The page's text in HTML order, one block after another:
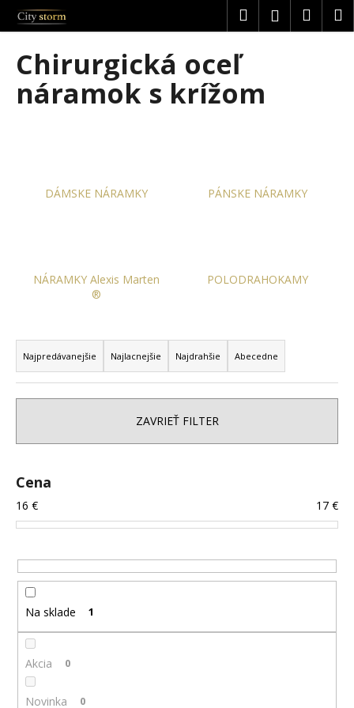
Prejsť
obsah
Hľadať
Chirurgická oceľ
náramok s krížom
DÁMSKE NÁRAMKY PÁNSKE NÁRAMKY
NÁRAMKY Alexis Marten
®
POLODRAHOKAMY
R
a
d
e
i
p
r
o
u
k
o
v
Najpredávanejšie Najlacnejšie Najdrahšie Abecedne
ZAVRIEŤ FILTER
Cena
16 € 17 €
Na sklade 1
Akcia 0
Novinka 0
o
Č
o
e
n
á
j
O
p